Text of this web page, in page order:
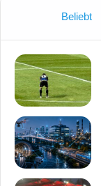
Beliebt